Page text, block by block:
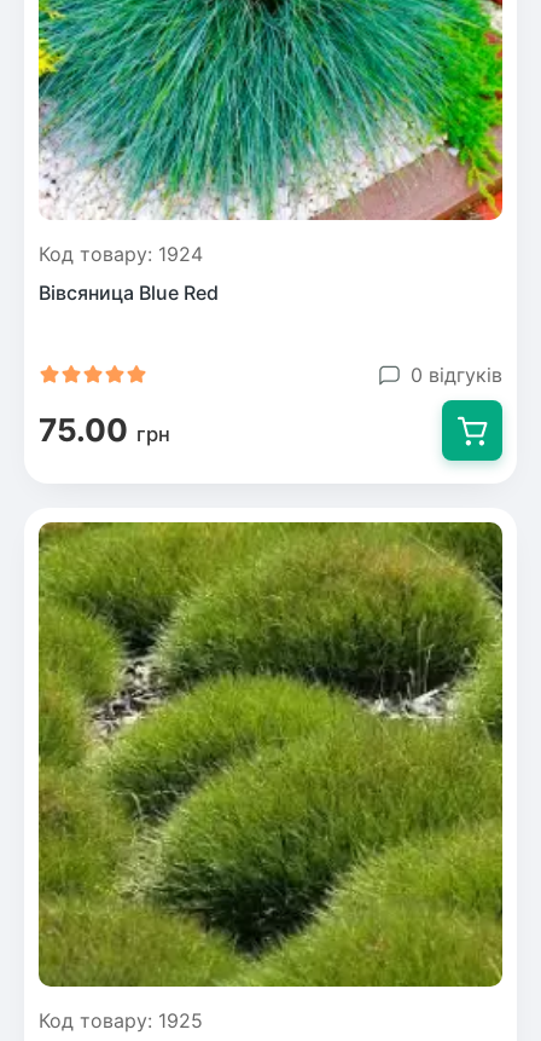
Рослини що в'ються
Гліцинія (Вістерія)
Жимолость декоративна
Плющ
Клематіс
Код товару: 1924
Вівсяница Blue Red
0 відгуків
75.00 грн
Код товару: 1925